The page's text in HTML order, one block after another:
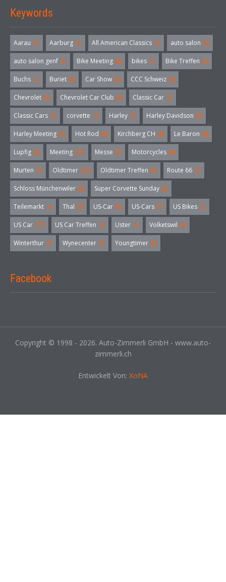
Keywords
Aarau (3) Aarburg (3) All American Classics (3) auto salon (3)
auto salon genf (3) Bike Meeting (4) bikes (5) Bike Treffen (5)
Buchs (4) Buriet (3) Car Show (3) CCC Schweiz (3)
Chevrolet (3) Chevrolet Car Club (3) Classic Car (3)
Classic Cars (3) corvette (6) Harley (7) Harley Davidson (3)
Harley Meeting (5) Hot Rod (4) Kirchberg CH (4) Le Baron (4)
Lupfig (3) Meeting (18) Messe (5) Motorcycles (4)
Murten (3) Oldtimer (32) Oldtimer Treffen (5) Route 66 (3)
Schloss Münchenwiler (3) Super Corvette Sunday (5)
Teilemarkt (4) Thal (3) US-Car (6) US-Cars (7) US Bikes (5)
US Car (57) US Car Treffen (6) Uster (4) Volketswil (3)
Winterthur (3) Wynecenter (3) Youngtimer (5)
Facebook
Copyright © 1998 - 2026. Auto-Zimmerli GmbH - www.auto-
zimmerli.ch
Entwickelt Von: XoNA